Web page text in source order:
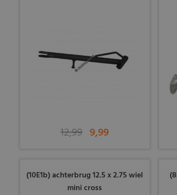
12,99 9,99
(10E1b) achterbrug 12.5 x 2.75 wiel
mini cross